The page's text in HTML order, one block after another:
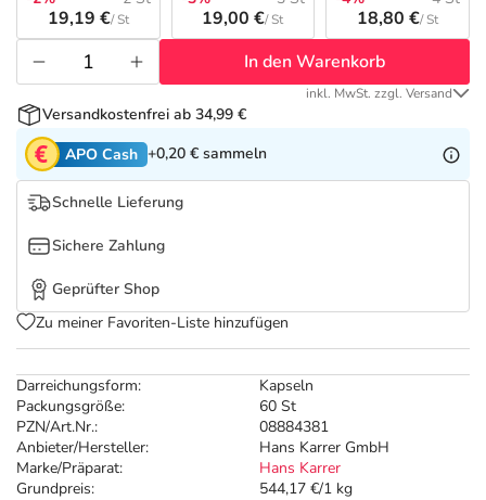
Tierapotheke
Vitamine & Mineralstoffe
Marken
Salus Deals
Darreichungsform:
Kapseln
Packungsgröße:
60 St
PZN/Art.Nr.:
08884381
Anbieter/Hersteller:
Hans Karrer GmbH
Marke/Präparat:
Hans Karrer
Grundpreis:
544,17 €/1 kg
19,19 €/ St 19,00 €/ St 18,80 €/ St
In den Warenkorb
inkl. MwSt. zzgl. Versand
Versandkostenfrei ab 34,99 €
APO Cash +0,20 € sammeln
Schnelle Lieferung
Sichere Zahlung
Geprüfter Shop
Zu meiner Favoriten-Liste hinzufügen